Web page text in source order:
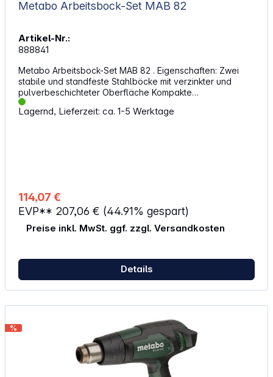
Metabo Arbeitsbock-Set MAB 82
Artikel-Nr.:
888841
Metabo Arbeitsbock-Set MAB 82 . Eigenschaften: Zwei
stabile und standfeste Stahlböcke mit verzinkter und
pulverbeschichteter Oberfläche Kompakte
Transportmaße und leichte Montage in wenigen
Sekunden Optimale Arbeitshöhe durch höhenverstellbare
Technische Daten: Gewicht: 10,2 kg Max. Traglast,
einzeln:: 590 kg Höhe: 615 - 820 mm Abmessungen,
aufgebaut: 1160 x 980 x 820 mm Abmessungen,
zusammengeklappt: 110 x 980 x 142 mm Lieferumfang: 2x
Arbeitsböcke Raue selbstklebende Auflage Weiche
Lagernd, Lieferzeit: ca. 1-5 Werktage
114,07 €
EVP** 207,06 € (44.91% gespart)
Preise inkl. MwSt. ggf. zzgl. Versandkosten
Details
%